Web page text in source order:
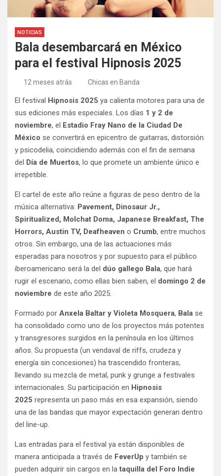
NOTICIAS
Bala desembarcará en México
para el festival Hipnosis 2025
12 meses atrás Chicas en Banda
El festival Hipnosis 2025 ya calienta motores para una de
sus ediciones más especiales. Los días 1 y 2 de
noviembre, el Estadio Fray Nano de la Ciudad De
México se convertirá en epicentro de guitarras, distorsión
y psicodelia, coincidiendo además con el fin de semana
del Día de Muertos, lo que promete un ambiente único e
irrepetible.
El cartel de este año reúne a figuras de peso dentro de la
música alternativa: Pavement, Dinosaur Jr.,
Spiritualized, Molchat Doma, Japanese Breakfast, The
Horrors, Austin TV, Deafheaven o Crumb, entre muchos
otros. Sin embargo, una de las actuaciones más
esperadas para nosotros y por supuesto para el público
iberoamericano será la del dúo gallego Bala, que hará
rugir el escenario, como ellas bien saben, el domingo 2 de
noviembre de este año 2025.
Formado por Anxela Baltar y Violeta Mosquera, Bala se
ha consolidado como uno de los proyectos más potentes
y transgresores surgidos en la península en los últimos
años. Su propuesta (un vendaval de riffs, crudeza y
energía sin concesiones) ha trascendido fronteras,
llevando su mezcla de metal, punk y grunge a festivales
internacionales. Su participación en Hipnosis
2025 representa un paso más en esa expansión, siendo
una de las bandas que mayor expectación generan dentro
del line-up.
Las entradas para el festival ya están disponibles de
manera anticipada a través de FeverUp y también se
pueden adquirir sin cargos en lataquilla del Foro Indie